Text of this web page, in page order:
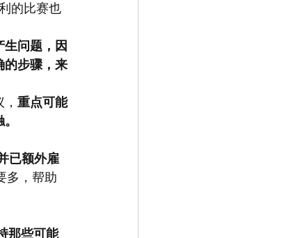
的比赛也
问题，因
的步骤，来
重点可能
已额外雇
多，帮助
那些可能